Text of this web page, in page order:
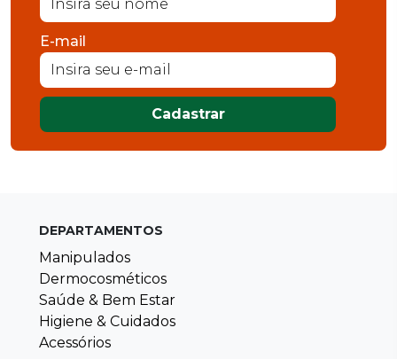
E-mail
Cadastrar
DEPARTAMENTOS
Manipulados
Dermocosméticos
Saúde & Bem Estar
Higiene & Cuidados
Acessórios